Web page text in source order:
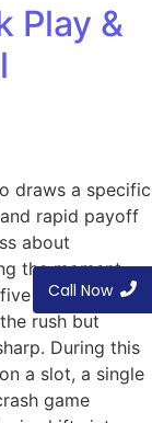
Play &
draws a specific
rapid payoff
about
the moment.
to fifteen
rush but
During this
a slot, a single
game
Call Now